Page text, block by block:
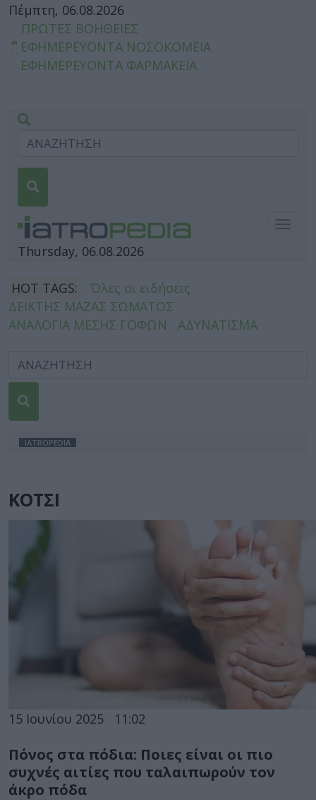
Πέμπτη, 06.08.2026
ΠΡΩΤΕΣ ΒΟΗΘΕΙΕΣ
ΕΦΗΜΕΡΕΥΟΝΤΑ ΝΟΣΟΚΟΜΕΙΑ
ΕΦΗΜΕΡΕΥΟΝΤΑ ΦΑΡΜΑΚΕΙΑ
Thursday, 06.08.2026
HOT TAGS:
Όλες οι ειδήσεις
ΔΕΙΚΤΗΣ ΜΑΖΑΣ ΣΩΜΑΤΟΣ
ΑΝΑΛΟΓΙΑ ΜΕΣΗΣ ΓΟΦΩΝ
ΑΔΥΝΑΤΙΣΜΑ
IATROPEDIA
ΚΟΤΣΙ
15 Ιουνίου 2025 11:02
Πόνος στα πόδια: Ποιες είναι οι πιο
συχνές αιτίες που ταλαιπωρούν τον
άκρο πόδα